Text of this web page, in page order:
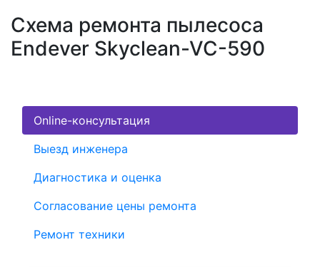
Схема ремонта пылесоса
Endever Skyclean-VC-590
Online-консультация
Выезд инженера
Диагностика и оценка
Согласование цены ремонта
Ремонт техники